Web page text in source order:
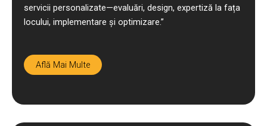
servicii personalizate—evaluări, design, expertiză la fața
locului, implementare și optimizare.”
Află Mai Multe